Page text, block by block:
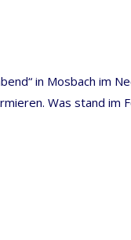
in Mosbach im
Was stand